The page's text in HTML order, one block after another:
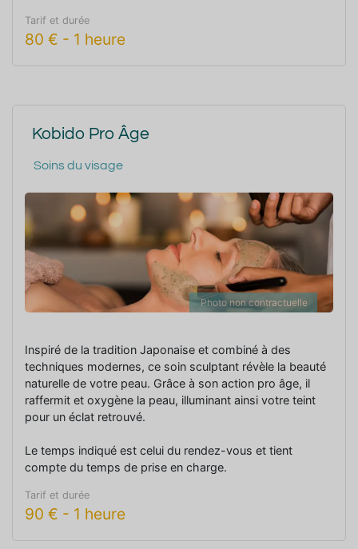
Tarif et durée
80 € - 1 heure
Kobido Pro Âge
Soins du visage
Photo non contractuelle
Inspiré de la tradition Japonaise et combiné à des
techniques modernes, ce soin sculptant révèle la beauté
naturelle de votre peau. Grâce à son action pro âge, il
raffermit et oxygène la peau, illuminant ainsi votre teint
pour un éclat retrouvé.
Le temps indiqué est celui du rendez-vous et tient
compte du temps de prise en charge.
Tarif et durée
90 € - 1 heure